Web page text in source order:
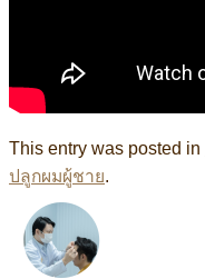
This entry was posted in
ปลูกผมผู้ชาย.